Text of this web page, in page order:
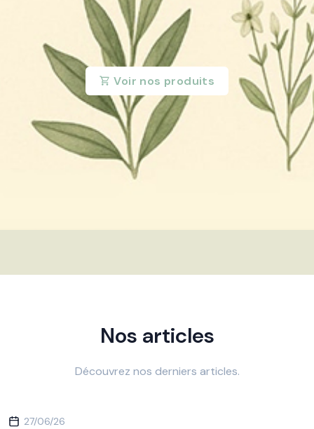
Voir nos produits
Nos articles
Découvrez nos derniers articles.
27/06/26